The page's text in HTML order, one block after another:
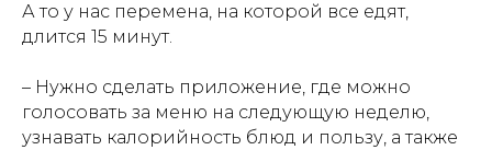
А то у нас перемена, на которой все едят,
длится 15 минут.
– Нужно сделать приложение, где можно
голосовать за меню на следующую неделю,
узнавать калорийность блюд и пользу, а также